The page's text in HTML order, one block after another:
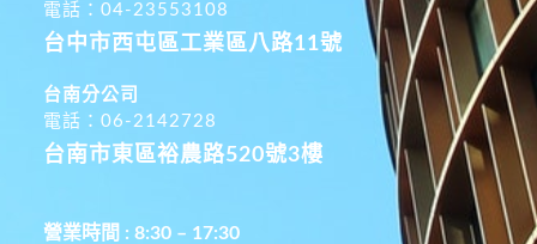
電話：04-23553108
台中市西屯區工業區八路11號
台南分公司
電話：06-2142728
台南市東區裕農路520號3樓
營業時間 : 8:30 – 17:30